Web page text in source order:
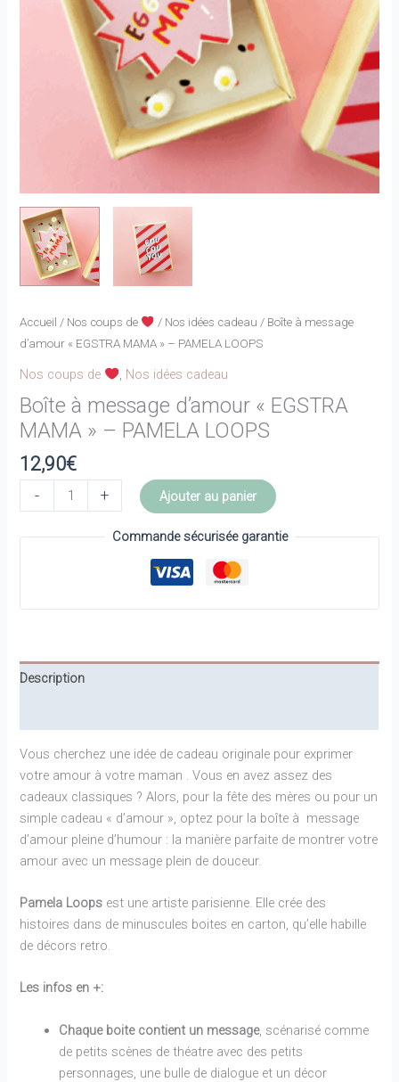
Accueil / Nos coups de / Nos idées cadeau / Boîte à message
d’amour « EGSTRA MAMA » – PAMELA LOOPS
Nos coups de , Nos idées cadeau
Boîte à message d’amour « EGSTRA
MAMA » – PAMELA LOOPS
12,90€
-
de
-
PAMELA
+ Ajouter au panier
Commande sécurisée garantie
Description
Vous cherchez une idée de cadeau originale pour exprimer
votre amour à votre maman . Vous en avez assez des
cadeaux classiques ? Alors, pour la fête des mères ou pour un
simple cadeau « d’amour », optez pour la boîte à message
d’amour pleine d’humour : la manière parfaite de montrer votre
amour avec un message plein de douceur.
Pamela Loops est une artiste parisienne. Elle crée des
histoires dans de minuscules boites en carton, qu’elle habille
de décors retro.
Les infos en +:
Chaque boite contient un message, scénarisé comme
de petits scènes de théatre avec des petits
personnages, une bulle de dialogue et un décor